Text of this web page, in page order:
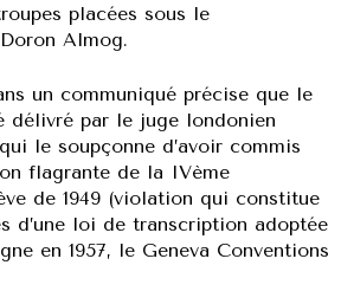
placées sous le
Almog.
un communiqué précise que le
délivré par le juge londonien
le soupçonne d’avoir commis
flagrante de la IVème
de 1949 (violation qui constitue
d’une loi de transcription adoptée
en 1957, le Geneva Conventions